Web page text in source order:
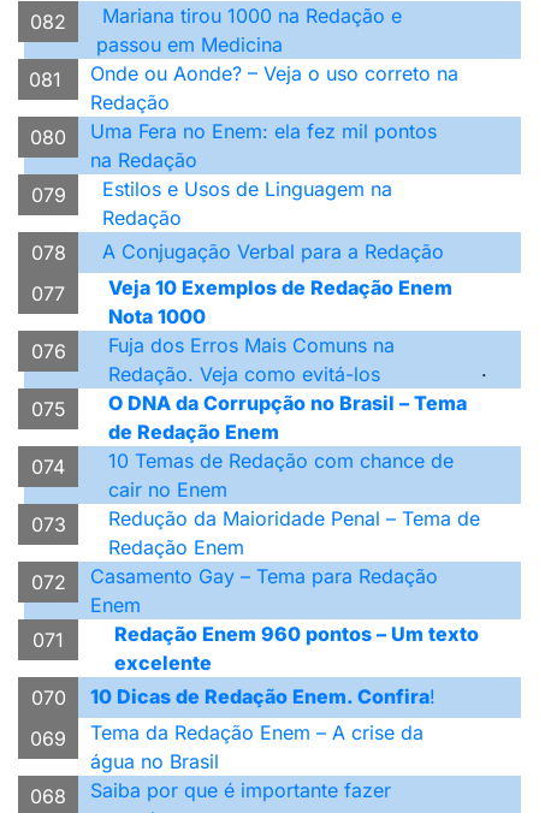
082
Mariana tirou 1000 na Redação e
passou em Medicina
081
Onde ou Aonde? – Veja o uso correto na
Redação
080
Uma Fera no Enem: ela fez mil pontos
na Redação
079
Estilos e Usos de Linguagem na
Redação
078
A Conjugação Verbal para a Redação
077
Veja 10 Exemplos de Redação Enem
Nota 1000
076
Fuja dos Erros Mais Comuns na
Redação. Veja como evitá-los
.
075
O DNA da Corrupção no Brasil – Tema
de Redação Enem
074
10 Temas de Redação com chance de
cair no Enem
073
Redução da Maioridade Penal – Tema de
Redação Enem
072
Casamento Gay – Tema para Redação
Enem
071
Redação Enem 960 pontos – Um texto
excelente
070
10 Dicas de Redação Enem. Confira!
069
Tema da Redação Enem – A crise da
água no Brasil
068
Saiba por que é importante fazer